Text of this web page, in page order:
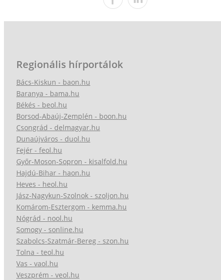
Regionális hírportálok
Bács-Kiskun - baon.hu
Baranya - bama.hu
Békés - beol.hu
Borsod-Abaúj-Zemplén - boon.hu
Csongrád - delmagyar.hu
Dunaújváros - duol.hu
Fejér - feol.hu
Győr-Moson-Sopron - kisalfold.hu
Hajdú-Bihar - haon.hu
Heves - heol.hu
Jász-Nagykun-Szolnok - szoljon.hu
Komárom-Esztergom - kemma.hu
Nógrád - nool.hu
Somogy - sonline.hu
Szabolcs-Szatmár-Bereg - szon.hu
Tolna - teol.hu
Vas - vaol.hu
Veszprém - veol.hu